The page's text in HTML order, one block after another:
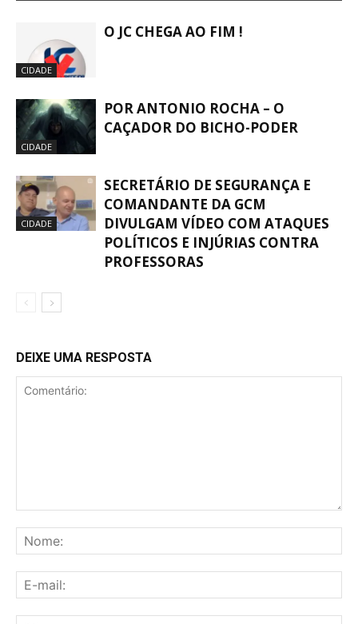
CIDADE
O JC CHEGA AO FIM !
CIDADE
POR ANTONIO ROCHA – O
CAÇADOR DO BICHO-PODER
CIDADE
SECRETÁRIO DE SEGURANÇA E
COMANDANTE DA GCM
DIVULGAM VÍDEO COM ATAQUES
POLÍTICOS E INJÚRIAS CONTRA
PROFESSORAS
DEIXE UMA RESPOSTA